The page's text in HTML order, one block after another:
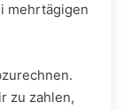
mehrtägigen
zu zahlen,